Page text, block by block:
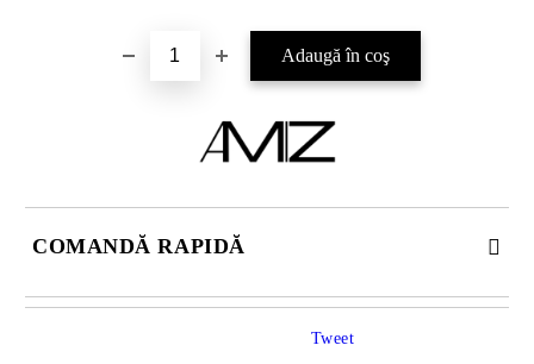
COMANDĂ RAPIDĂ
DOAR 2 CÂMPURI DE COMPLETAT
Tweet